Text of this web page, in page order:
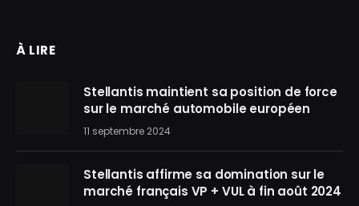
À LIRE
Stellantis maintient sa position de force
sur le marché automobile européen
11 septembre 2024
Stellantis affirme sa domination sur le
marché français VP + VUL à fin août 2024